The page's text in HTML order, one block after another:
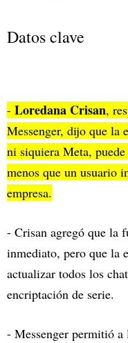
Datos clave
- Loredana Crisan,
Messenger, dijo que la
ni siquiera Meta,
menos que un usuario
empresa.
- Crisan agregó que la
inmediato, pero que la
actualizar todos los
encriptación de serie.
- Messenger permitió a